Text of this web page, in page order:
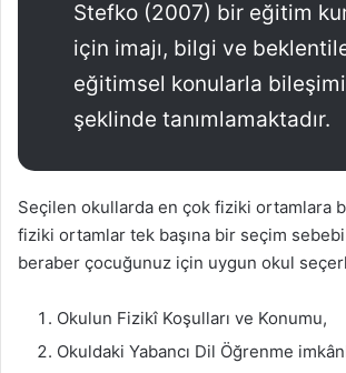
Stefko (2007) bir eğitim
için imajı, bilgi ve
eğitimsel konularla
şeklinde tanımlamaktadır.
Seçilen okullarda en çok fiziki ortamlara
fiziki ortamlar tek başına bir seçim
beraber çocuğunuz için uygun okul
Okulun Fizikî Koşulları ve Konumu,
Okuldaki Yabancı Dil Öğrenme